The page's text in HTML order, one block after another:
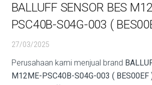
BALLUFF SENSOR BES
PSC40B-S04G-003 (
27/03/2025
Perusahaan kami menjual brand
M12ME-PSC40B-S04G-003 ( BES00EF